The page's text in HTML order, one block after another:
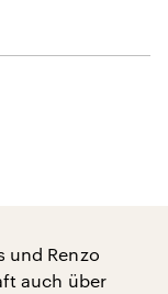
und Renzo
auch über